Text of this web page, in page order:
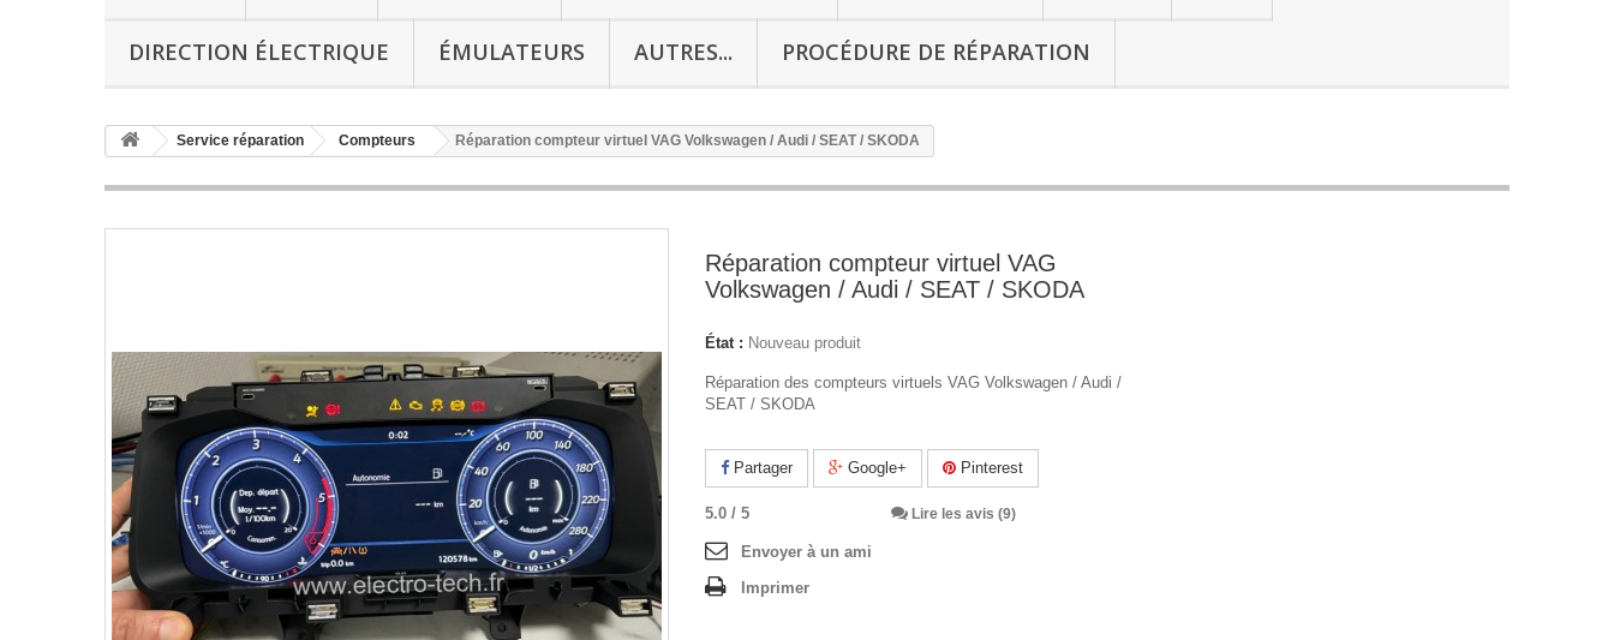
DIRECTION ÉLECTRIQUE ÉMULATEURS AUTRES... PROCÉDURE DE RÉPARATION
Service réparation Compteurs Réparation compteur virtuel VAG Volkswagen / Audi / SEAT / SKODA
Réparation compteur virtuel VAG
Volkswagen / Audi / SEAT / SKODA
État : Nouveau produit
Réparation des compteurs virtuels VAG Volkswagen / Audi /
SEAT / SKODA
Partager Google+ Pinterest
5.0 / 5 Lire les avis (9)
Envoyer à un ami
Imprimer